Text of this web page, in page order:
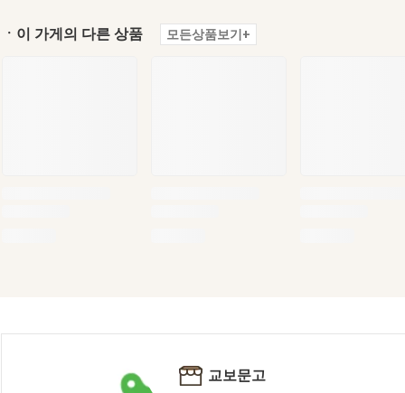
ㆍ이 가게의 다른 상품 모든상품보기+
교보문고